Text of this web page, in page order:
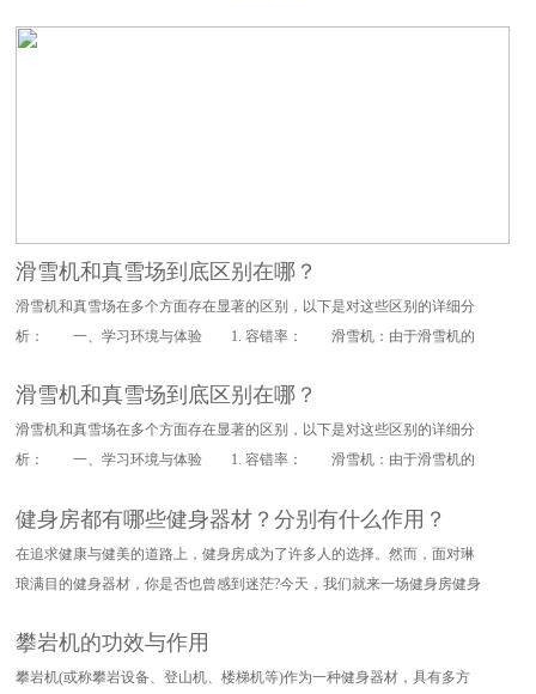
滑雪机和真雪场到底区别在哪？
雪机和真雪场在多个方面存在显著的区别，以下是对这些区别的详细分
析： 一、学习环境与体验 1. 容错率： 滑雪机：由于滑雪机的
滑雪机和真雪场到底区别在哪？
雪机和真雪场在多个方面存在显著的区别，以下是对这些区别的详细分
析： 一、学习环境与体验 1. 容错率： 滑雪机：由于滑雪机的
健身房都有哪些健身器材？分别有什么作用？
追求健康与健美的道路上，健身房成为了许多人的选择。然而，面对琳
琅满目的健身器材，你是否也曾感到迷茫?今天，我们就来一场健身房健身
攀岩机的功效与作用
岩机(或称攀岩设备、登山机、楼梯机等)作为一种健身器材，具有多方